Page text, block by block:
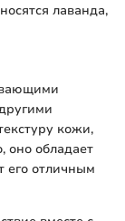
лаванда,
кожи,
оно обладает
его отличным